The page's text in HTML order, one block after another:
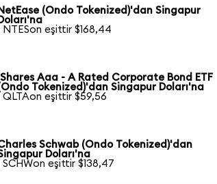
NetEase (Ondo Tokenized)'dan Singapur
Doları'na
NTESon eşittir $168,44
Aaa - A Rated Corporate Bond ETF
Tokenized)'dan Singapur Doları'na
QLTAon eşittir $59,56
Schwab (Ondo Tokenized)'dan
Doları'na
SCHWon eşittir $138,47